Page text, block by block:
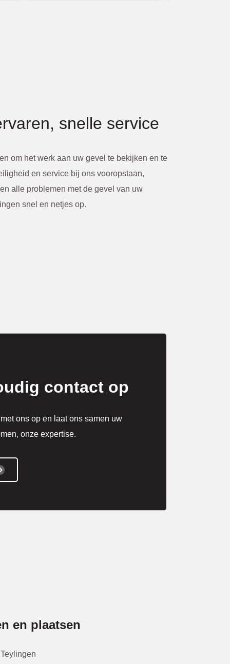
snelle service
om het werk aan uw gevel te bekijken en te
en service bij ons vooropstaan,
alle problemen met de gevel van uw
snel en netjes op.
contact op
ons op en laat ons samen uw
onze expertise.
en plaatsen